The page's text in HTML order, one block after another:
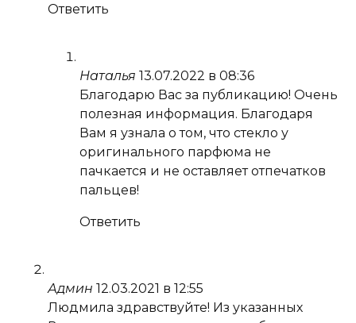
Ответить
Наталья 13.07.2022 в 08:36
Благодарю Вас за публикацию! Очень
полезная информация. Благодаря
Вам я узнала о том, что стекло у
оригинального парфюма не
пачкается и не оставляет отпечатков
пальцев!
Ответить
Админ 12.03.2021 в 12:55
Людмила здравствуйте! Из указанных